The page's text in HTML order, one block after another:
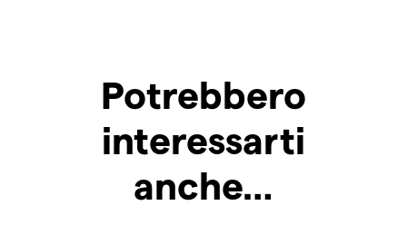
Potrebbero
interessarti
anche…